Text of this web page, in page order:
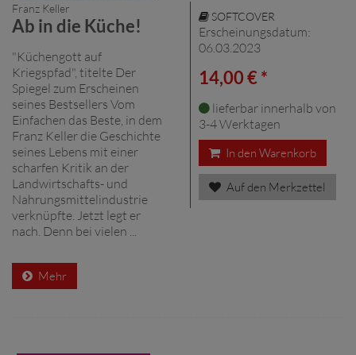
Franz Keller
Ab in die Küche!
"Küchengott auf
Kriegspfad", titelte Der
Spiegel zum Erscheinen
seines Bestsellers Vom
Einfachen das Beste, in dem
Franz Keller die Geschichte
seines Lebens mit einer
scharfen Kritik an der
Landwirtschafts- und
Nahrungsmittelindustrie
verknüpfte. Jetzt legt er
nach. Denn bei vielen ...
Mehr
SOFTCOVER
Erscheinungsdatum:
06.03.2023
14,00 € *
lieferbar innerhalb von
3-4 Werktagen
In den Warenkorb
Auf den Merkzettel